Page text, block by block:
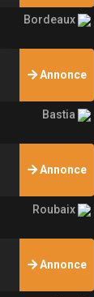
Bordeaux
Annonce
Bastia
Annonce
Roubaix
Annonce